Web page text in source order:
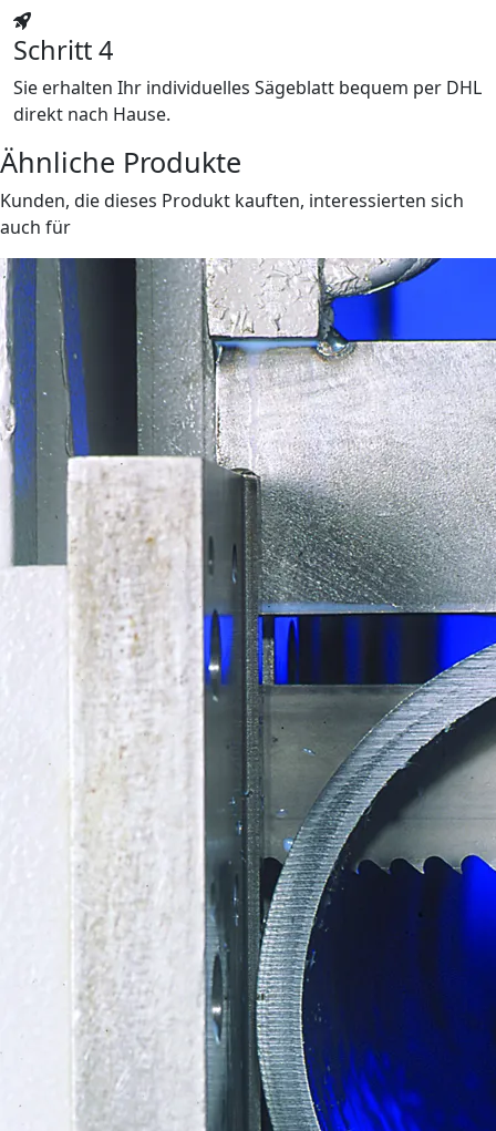
Schritt 4
Sie erhalten Ihr individuelles Sägeblatt bequem per DHL
direkt nach Hause.
Ähnliche Produkte
Kunden, die dieses Produkt kauften, interessierten sich
auch für